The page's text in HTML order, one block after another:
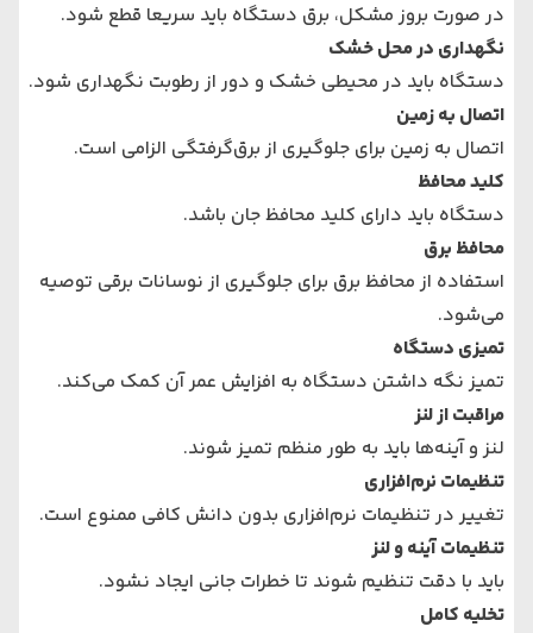
در صورت بروز مشکل، برق دستگاه باید سریعا قطع شود.
نگهداری در محل خشک
دستگاه باید در محیطی خشک و دور از رطوبت نگهداری شود.
اتصال به زمین
اتصال به زمین برای جلوگیری از برق‌گرفتگی الزامی است.
کلید محافظ
دستگاه باید دارای کلید محافظ جان باشد.
محافظ برق
استفاده از محافظ برق برای جلوگیری از نوسانات برقی توصیه
می‌شود.
تمیزی دستگاه
تمیز نگه داشتن دستگاه به افزایش عمر آن کمک می‌کند.
مراقبت از لنز
لنز و آینه‌ها باید به طور منظم تمیز شوند.
تنظیمات نرم‌افزاری
تغییر در تنظیمات نرم‌افزاری بدون دانش کافی ممنوع است.
تنظیمات آینه و لنز
باید با دقت تنظیم شوند تا خطرات جانی ایجاد نشود.
تخلیه کامل